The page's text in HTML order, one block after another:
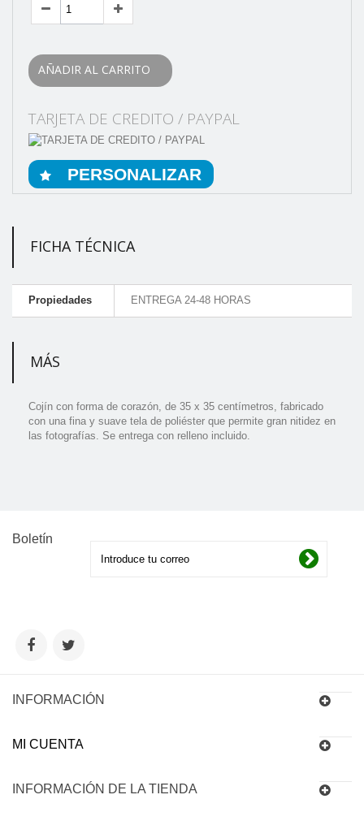
AÑADIR AL CARRITO
TARJETA DE CREDITO / PAYPAL
PERSONALIZAR
FICHA TÉCNICA
Propiedades ENTREGA 24-48 HORAS
MÁS
Cojín con forma de corazón, de 35 x 35 centímetros, fabricado
con una fina y suave tela de poliéster que permite gran nitidez en
las fotografías. Se entrega con relleno incluido.
Boletín
INFORMACIÓN
MI CUENTA
INFORMACIÓN DE LA TIENDA